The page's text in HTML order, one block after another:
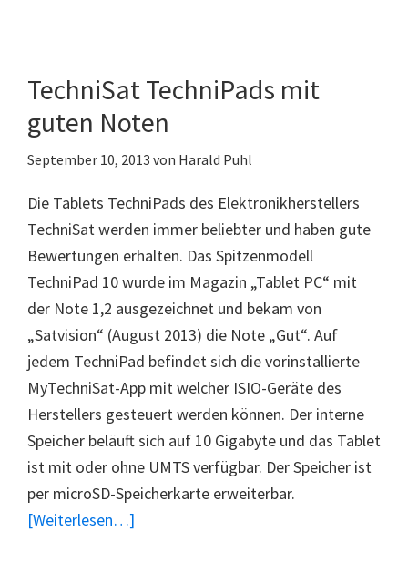
TechniSat TechniPads mit
guten Noten
September 10, 2013 von Harald Puhl
Die Tablets TechniPads des Elektronikherstellers
TechniSat werden immer beliebter und haben gute
Bewertungen erhalten. Das Spitzenmodell
TechniPad 10 wurde im Magazin „Tablet PC“ mit
der Note 1,2 ausgezeichnet und bekam von
„Satvision“ (August 2013) die Note „Gut“. Auf
jedem TechniPad befindet sich die vorinstallierte
MyTechniSat-App mit welcher ISIO-Geräte des
Herstellers gesteuert werden können. Der interne
Speicher beläuft sich auf 10 Gigabyte und das Tablet
ist mit oder ohne UMTS verfügbar. Der Speicher ist
per microSD-Speicherkarte erweiterbar.
[Weiterlesen…]